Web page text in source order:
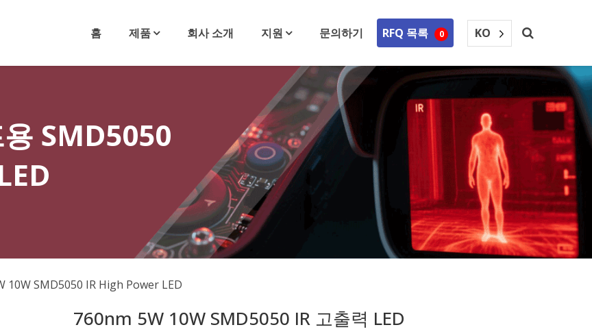
홈 제품 회사 소개 지원 문의하기 RFQ 목록 0 KO
SMD5050
10W SMD5050 IR High Power LED
760nm 5W 10W SMD5050 IR 고출력 LED